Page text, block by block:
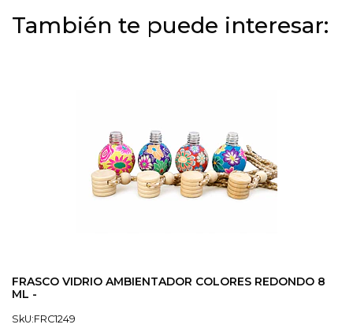
También te puede interesar:
FRASCO VIDRIO AMBIENTADOR COLORES REDONDO 8
ML -
SkU:FRC1249